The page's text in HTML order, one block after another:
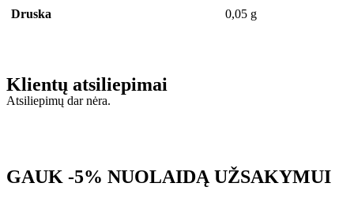
Druska
0,05 g
Klientų atsiliepimai
Atsiliepimų dar nėra.
GAUK -5% NUOLAIDĄ UŽSAKYMUI